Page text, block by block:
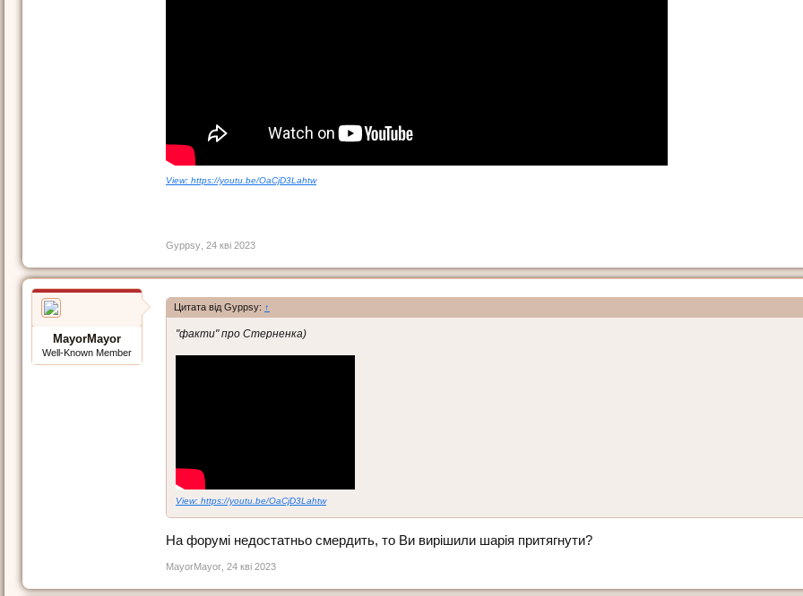
View: https://youtu.be/OaCjD3Lahtw
Gyppsy 24 кві 2023
MayorMayor
Well-Known Member
Цитата від Gyppsy: ↑
"факти" про Стерненка)
View: https://youtu.be/OaCjD3Lahtw
На форумі недостатньо смердить, то Ви вирішили шарія притягнути?
MayorMayor 24 кві 2023